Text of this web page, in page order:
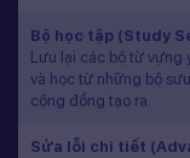
Bộ học tập (Study
Lưu lại các bộ từ vựng
và học từ những bộ
cộng đồng tạo ra.
Sửa lỗi chi tiết